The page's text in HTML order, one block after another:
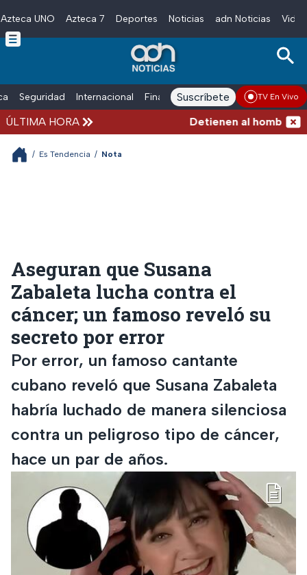
Skip to main content
Azteca UNO Azteca 7 Deportes Noticias adn Noticias
Seguridad Internacional Finanzas adn Noticias Radio
Suscríbete TV En Vivo
ÚLTIMA HORA Detienen al hombre
/ Es Tendencia / Nota
Aseguran que Susana
Zabaleta lucha contra el
cáncer; un famoso reveló su
secreto por error
Por error, un famoso cantante
cubano reveló que Susana Zabaleta
habría luchado de manera silenciosa
contra un peligroso tipo de cáncer,
hace un par de años.